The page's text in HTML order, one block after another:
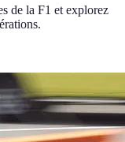
de la F1 et explorez